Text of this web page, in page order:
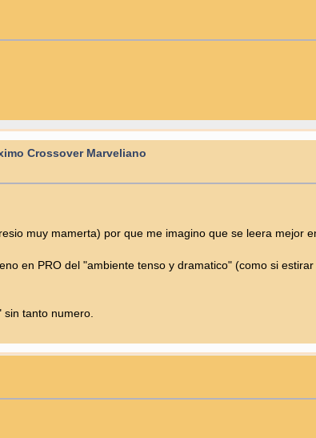
Crossover Marveliano
muy mamerta) por que me imagino que se leera mejor
en PRO del "ambiente tenso y dramatico" (como si
tanto numero.